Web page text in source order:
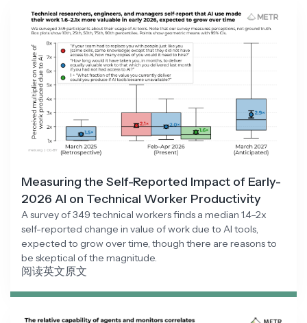
Measuring the Self-Reported Impact of Early-
2026 AI on Technical Worker Productivity
A survey of 349 technical workers finds a median 1.4–2x
self-reported change in value of work due to AI tools,
expected to grow over time, though there are reasons to
be skeptical of the magnitude.
阅读英文原文